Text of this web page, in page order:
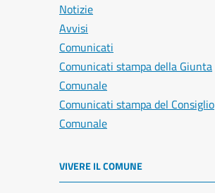
Notizie
Avvisi
Comunicati
Comunicati stampa della Giunta
Comunale
Comunicati stampa del Consiglio
Comunale
VIVERE IL COMUNE